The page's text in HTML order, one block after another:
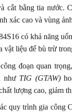
cắt bằng tia nước.
xác cao và vùng
có khả năng
vật liệu để bù trừ
đoạn quan
như TIG (GTAW)
lượng cao, giảm
quy trình gia công